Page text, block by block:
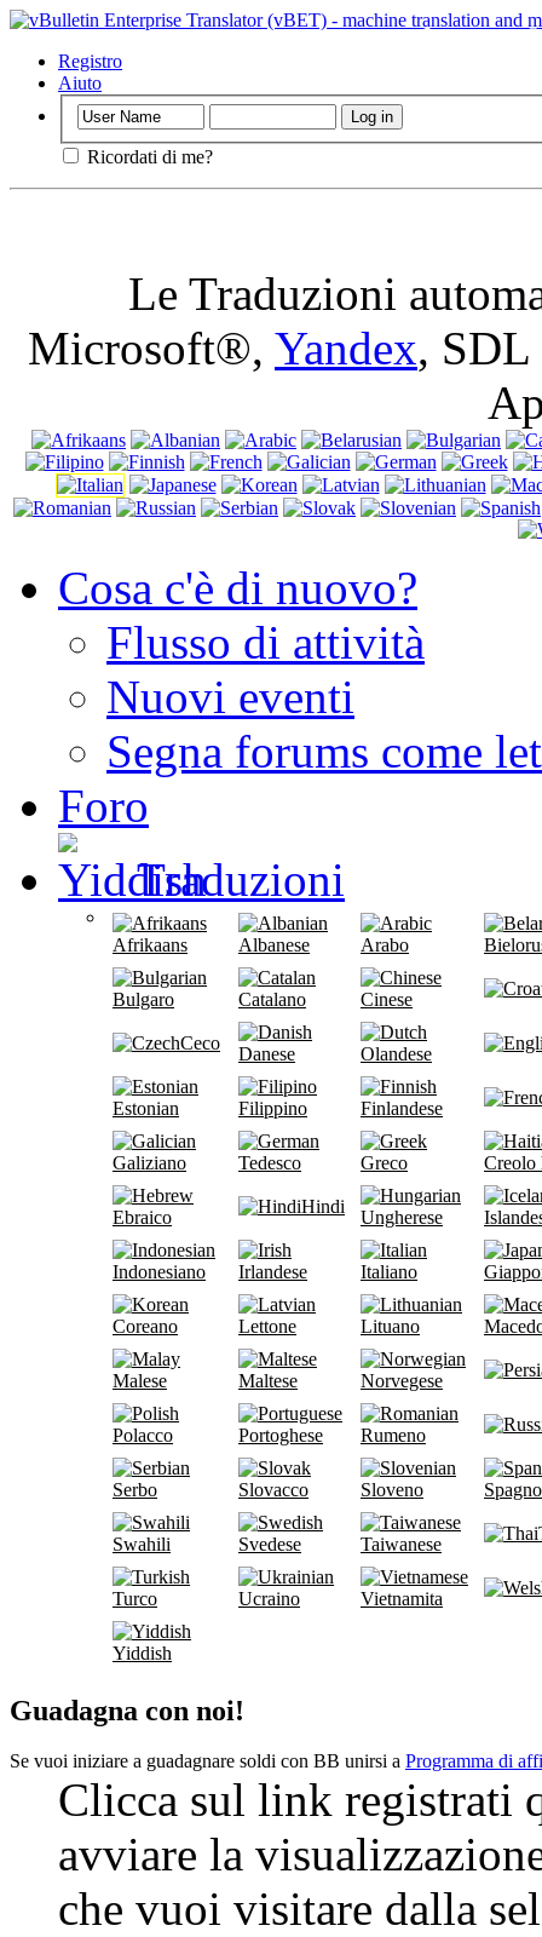
Importante:
Registro
Aiuto
Ricordati di me?
Le Traduzioni
Microsoft®, Yandex, SDL
Cosa c'è di nuovo?
Flusso di attività
Nuovi eventi
Segna forums come
Foro
Traduzioni
Afrikaans Albanese Arabo
Bulgaro Catalano Cinese
Ceco
Danese Olandese
Estonian Filippino Finlandese
Galiziano Tedesco Greco Creolo
Ebraico
Hindi
Ungherese
Indonesiano Irlandese Italiano
Coreano Lettone Lituano
Malese Maltese Norvegese
Polacco Portoghese Rumeno
Serbo Slovacco Sloveno
Swahili Svedese Taiwanese
Turco Ucraino Vietnamita
Yiddish
Guadagna con noi!
Se vuoi iniziare a guadagnare soldi con BB unirsi a Programma di
Clicca sul link registrati
avviare la
che vuoi visitare dalla